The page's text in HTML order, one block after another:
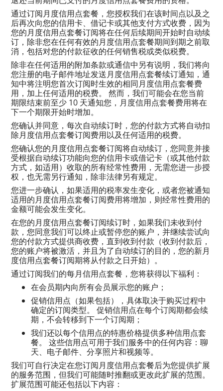
通过订阅月度信用点套餐，您授权我们在该时间点以及之
后再次向您的信用卡、借记卡或其他支付方式收费，因为
您的月度信用点套餐订阅将在任何后续期间开始时自动续
订，除非您在任何有效的月度信用点套餐期间到期之前取
消，包括对您的付款征收的任何销售税或类似税费。
除非在任何适用的附加条款或通信中另有说明，我们将向
您注册的电子邮件地址发送月度信用点套餐续订通知，通
知中将注明您首次订阅时生效的相同月度信用点套餐费
用，加上任何适用的税费。 然而，我们可能会在您当前
期限结束前至少 10 天通知您，月度信用点套餐费用将在
下一个期限开始时增加。
您确认并同意，每次自动续订时，您的付款方式将自动扣
除月度信用点套餐订阅费用以及任何适用的税费。
您确认您的月度信用点套餐订阅将自动续订，您同意并接
受根据自动续订功能向您的信用卡或借记卡（或其他付款
方式，如适用）收取的所有经常性费用，无需您进一步授
权，也无需另行通知，除非法律另有规定。
您进一步确认，如果适用的税率发生变化，或者您被通知
适用的月度信用点套餐订阅费用将增加，则经常性费用的
金额可能会发生变化。
在您的月度信用点套餐订阅续订时，如果我们未收到付
款，您同意我们可以终止或暂停您的账户，并继续尝试向
您的付款方式提供商收费，直到收到付款（收到付款后，
您的账户将被激活，并且为了自动续订的目的，您的新月
度信用点套餐订阅期将从付款之日开始）。
通过订阅我们的每月信用点套餐，您将获得以下福利：
在会员期内向所有会员展示您的账户；
促销信用点（如果包括），具体取决于购买过程中
确定的订阅类型。 促销信用点在每个订阅期都会续
期，不会转移到下一个订阅期；
我们还以每个信用点的特惠价格提供多种信用点套
餐。 这些信用点可用于我们服务中的任何内容：聊
天、电子邮件、分享照片和视频等。
我们可自行决定在您订阅月度信用点套餐后为您提供扩展
的服务范围，但我们可能随时推翻或更改此扩展的范围。
扩展范围可能还包括以下内容：